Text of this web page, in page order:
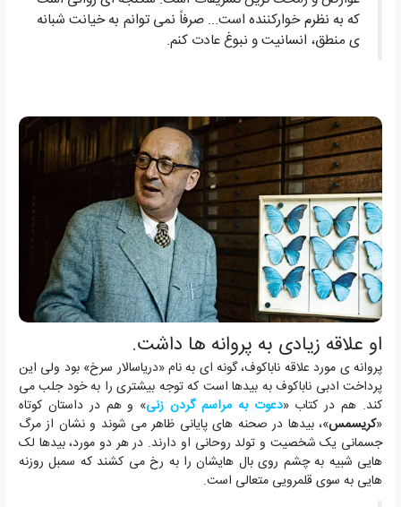
که به نظرم خوارکننده است... صرفاً نمی توانم به خیانت شبانه
ی منطق، انسانیت و نبوغ عادت کنم.
او علاقه زیادی به پروانه ها داشت.
پروانه ی مورد علاقه ناباکوف، گونه ای به نام «دریاسالار سرخ» بود ولی این
پرداخت ادبی ناباکوف به بیدها است که توجه بیشتری را به خود جلب می
کند. هم در کتاب «دعوت به مراسم گردن زنی» و هم در داستان کوتاه
«کریسمس»، بیدها در صحنه های پایانی ظاهر می شوند و نشان از مرگ
جسمانی یک شخصیت و تولد روحانی او دارند. در هر دو مورد، بیدها لک
هایی شبیه به چشم روی بال هایشان را به رخ می کشند که سمبل روزنه
هایی به سوی قلمرویی متعالی است.